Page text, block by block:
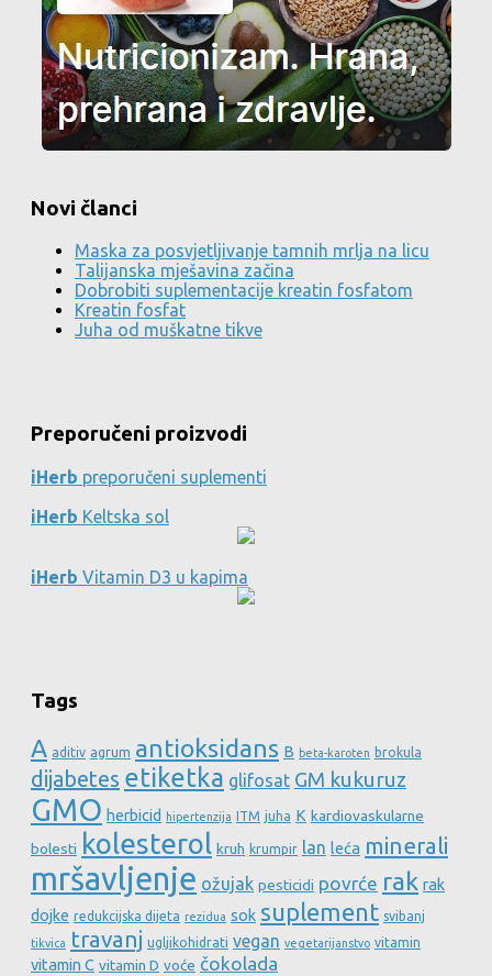
Novi članci
Maska za posvjetljivanje tamnih mrlja na licu
Talijanska mješavina začina
Dobrobiti suplementacije kreatin fosfatom
Kreatin fosfat
Juha od muškatne tikve
Preporučeni proizvodi
iHerb preporučeni suplementi
iHerb Keltska sol
iHerb Vitamin D3 u kapima
Tags
A aditiv agrum antioksidans B beta-karoten brokula
dijabetes etiketka glifosat GM kukuruz
GMO herbicid hipertenzija ITM juha K kardiovaskularne
bolesti kolesterol kruh krumpir lan leća minerali
mršavljenje ožujak pesticidi povrće rak rak
dojke redukcijska dijeta rezidua sok suplement svibanj
tikvica travanj ugljikohidrati vegan vegetarijanstvo vitamin
vitamin C vitamin D voće čokolada